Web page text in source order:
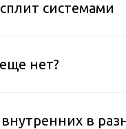
системами
нет?
в